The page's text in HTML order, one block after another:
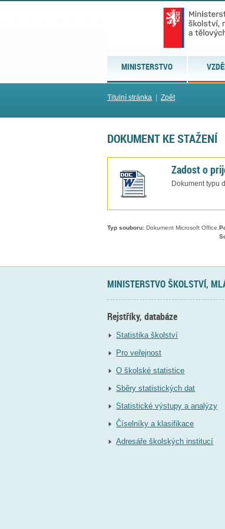
MINISTERSTVO
Titulní stránka Zpět
DOKUMENT KE STAŽENÍ
Zadost o
Dokument typu
Typ souboru: Dokument Microsoft Office.
MINISTERSTVO ŠKOLSTVÍ,
Rejstříky, databáze
Statistika školství
Pro veřejnost
O školské statistice
Sběry statistických dat
Statistické výstupy a analýzy
Číselníky a klasifikace
Adresáře školských institucí